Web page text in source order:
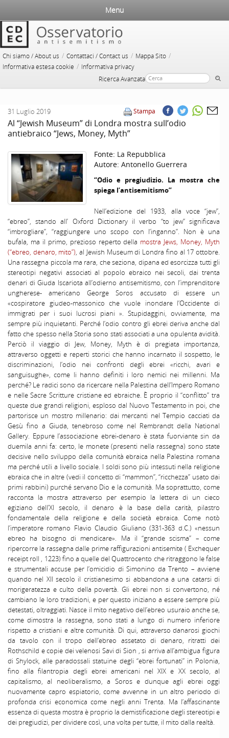
Chi siamo / About us / Contattaci / Contact us / Mappa Sito /
Informativa estesa cookie / Informativa privacy
Ricerca Avanzata
Menu
Stampa
31 Luglio 2019
Al “Jewish Museum” di Londra mostra sull’odio
antiebraico “Jews, Money, Myth”
Fonte: La Repubblica
Autore: Antonello Guerrera
“Odio e pregiudizio. La mostra che
spiega l’antisemitismo”
Nell’edizione del 1933, alla voce “jew”,
“ebreo”, stando all’ Oxford Dictionary il verbo “to jew” significava
“imbrogliare”, “raggiungere uno scopo con l’inganno”. Non è una
bufala, ma il primo, prezioso reperto della mostra Jews, Money, Myth
(“ebreo, denaro, mito”), al Jewish Museum di Londra fino al 17 ottobre.
Una rassegna piccola ma rara, che seziona, dipana ed esorcizza tutti gli
stereotipi negativi associati al popolo ebraico nei secoli, dai trenta
denari di Giuda Iscariota all’odierno antisemitismo, con l’imprenditore
ungherese- americano George Soros accusato di essere un
«cospiratore giudeo-massonico che vuole inondare l’Occidente di
immigrati per i suoi lucrosi piani ». Stupidaggini, ovviamente, ma
sempre più inquietanti. Perché l’odio contro gli ebrei deriva anche dal
fatto che spesso nella Storia sono stati associati a una opulenta avidità.
Perciò il viaggio di Jew, Money, Myth è di pregiata importanza,
attraverso oggetti e reperti storici che hanno incarnato il sospetto, le
discriminazioni, l’odio nei confronti degli ebrei «ricchi, avari e
sanguisughe», come li hanno definiti i loro nemici nei millenni. Ma
perché? Le radici sono da ricercare nella Palestina dell’Impero Romano
e nelle Sacre Scritture cristiane ed ebraiche. È proprio il “conflitto” tra
queste due grandi religioni, esploso dal Nuovo Testamento in poi, che
partorisce un mostro millenario: dai mercanti nel Tempio cacciati da
Gesù fino a Giuda, tenebroso come nel Rembrandt della National
Gallery. Eppure l’associazione ebrei-denaro è stata fuorviante sin da
duemila anni fa: certo, le monete (presenti nella rassegna) sono state
decisive nello sviluppo della comunità ebraica nella Palestina romana
ma perché utili a livello sociale. I soldi sono più intessuti nella religione
ebraica che in altre (vedi il concetto di “mammon”, “ricchezza” usato dai
primi rabbini) purché servano Dio e la comunità. Ma soprattutto, come
racconta la mostra attraverso per esempio la lettera di un cieco
egiziano dell’XI secolo, il denaro è la base della carità, pilastro
fondamentale della religione e della società ebraica. Come notò
l’imperatore romano Flavio Claudio Giuliano (331-363 d.C.) «nessun
ebreo ha bisogno di mendicare». Ma il “grande scisma” – come
ripercorre la rassegna dalle prime raffigurazioni antisemite ( Exchequer
receipt roll , 1223) fino a quelle del Quattrocento che ritraggono le false
e strumentali accuse per l’omicidio di Simonino da Trento – avviene
quando nel XII secolo il cristianesimo si abbandona a una catarsi di
morigeratezza e culto della povertà. Gli ebrei non si convertono, né
cambiano le loro tradizioni, e per questo iniziano a essere sempre più
detestati, oltraggiati. Nasce il mito negativo dell’ebreo usuraio anche se,
come dimostra la rassegna, sono stati a lungo di numero inferiore
rispetto a cristiani e altre comunità. Di qui, attraverso danarosi giochi
da tavolo con il tropo dell’ebreo assetato di denaro, ritratti dei
Rothschild e copie dei velenosi Savi di Sion , si arriva all’ambigua figura
di Shylock, alle paradossali statuine degli “ebrei fortunati” in Polonia,
fino alla filantropia degli ebrei americani nel XIX e XX secolo, al
capitalismo, al neoliberalismo, a Soros e dunque agli ebrei oggi
nuovamente capro espiatorio, come avvenne in un altro periodo di
profonda crisi economica come negli anni Trenta. Ma l’affascinante
essenza di questa mostra è proprio la demistificazione degli stereotipi e
dei pregiudizi, per dividere così, una volta per tutte, il mito dalla realtà.